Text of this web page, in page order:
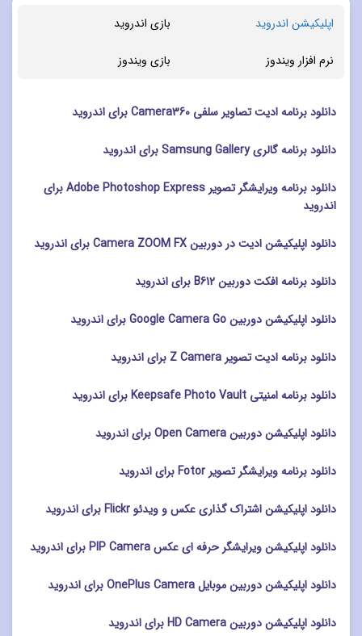
اپلیکیشن اندروید بازی اندروید
نرم افزار ویندوز بازی ویندوز
دانلود برنامه ادیت تصاویر سلفی Camera360 برای اندروید
دانلود برنامه گالری Samsung Gallery برای اندروید
دانلود برنامه ویرایشگر تصویر Adobe Photoshop Express برای
اندروید
دانلود اپلیکیشن ادیت در دوربین Camera ZOOM FX برای اندروید
دانلود برنامه افکت دوربین B612 برای اندروید
دانلود اپلیکیشن دوربین Google Camera Go برای اندروید
دانلود برنامه ادیت تصویر Z Camera برای اندروید
دانلود برنامه امنیتی Keepsafe Photo Vault برای اندروید
دانلود اپلیکیشن دوربین Open Camera برای اندروید
دانلود برنامه ویرایشگر تصویر Fotor برای اندروید
دانلود اپلیکیشن اشتراک گذاری عکس و ویدئو Flickr برای اندروید
دانلود اپلیکیشن ویرایشگر حرفه ای عکس PIP Camera برای اندروید
دانلود اپلیکیشن دوربین موبایل OnePlus Camera برای اندروید
دانلود اپلیکیشن دوربین HD Camera برای اندروید